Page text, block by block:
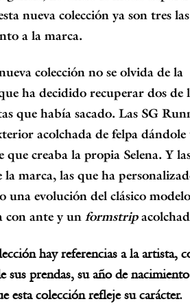
nueva colección ya son tres
a la marca.
colección no se olvida de la
ha decidido recuperar dos de
que había sacado. Las SG
acolchada de felpa dándole
que creaba la propia Selena. Y
la marca, las que ha
una evolución del clásico
con ante y un formstrip
hay referencias a la artista,
sus prendas, su año de
esta colección refleje su carácter.